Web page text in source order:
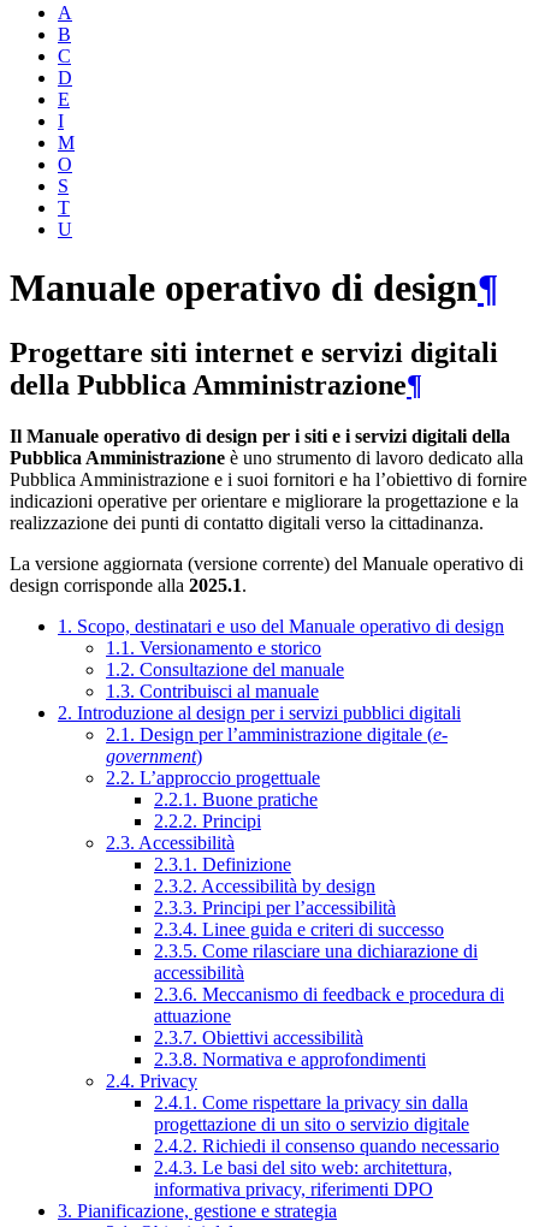
A
B
C
D
E
I
M
O
S
T
U
Manuale operativo di design¶
Progettare siti internet e servizi digitali
della Pubblica Amministrazione¶
Il Manuale operativo di design per i siti e i servizi digitali della
Pubblica Amministrazione è uno strumento di lavoro dedicato alla
Pubblica Amministrazione e i suoi fornitori e ha l’obiettivo di fornire
indicazioni operative per orientare e migliorare la progettazione e la
realizzazione dei punti di contatto digitali verso la cittadinanza.
La versione aggiornata (versione corrente) del Manuale operativo di
design corrisponde alla 2025.1.
1. Scopo, destinatari e uso del Manuale operativo di design
1.1. Versionamento e storico
1.2. Consultazione del manuale
1.3. Contribuisci al manuale
2. Introduzione al design per i servizi pubblici digitali
2.1. Design per l’amministrazione digitale (e-
government)
2.2. L’approccio progettuale
2.2.1. Buone pratiche
2.2.2. Principi
2.3. Accessibilità
2.3.1. Definizione
2.3.2. Accessibilità by design
2.3.3. Principi per l’accessibilità
2.3.4. Linee guida e criteri di successo
2.3.5. Come rilasciare una dichiarazione di
accessibilità
2.3.6. Meccanismo di feedback e procedura di
attuazione
2.3.7. Obiettivi accessibilità
2.3.8. Normativa e approfondimenti
2.4. Privacy
2.4.1. Come rispettare la privacy sin dalla
progettazione di un sito o servizio digitale
2.4.2. Richiedi il consenso quando necessario
2.4.3. Le basi del sito web: architettura,
informativa privacy, riferimenti DPO
3. Pianificazione, gestione e strategia